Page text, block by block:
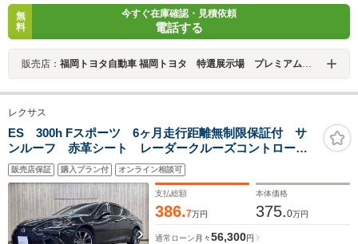
無
料
今すぐ在庫確認・見積依頼
電話する
販売店： 福岡トヨタ自動車 福岡トヨタ 特選展示場 プレミアム福岡東
レクサス
ES 300h Fスポーツ 6ヶ月走行距離無制限保証付 サ
ンルーフ 赤革シート レーダークルーズコントロー
ル 衝突軽減ブレーキ コーナーセンサ ブラインドス
ポットモニター ヘッドアップディスプレイ デジタル
インナーミラー 禁煙車
販売店保証 購入プラン付 オンライン相談可
支払総額
386.7万円
本体価格
375.0万円
通常ローン 月々56,300円